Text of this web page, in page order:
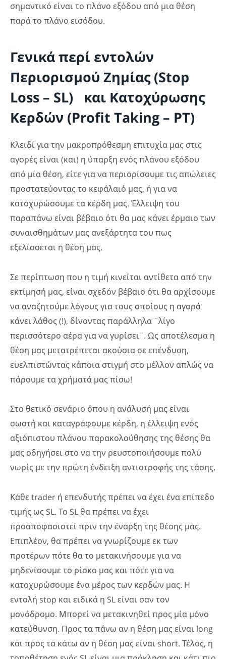
σημαντικό είναι το πλάνο εξόδου από μια θέση
παρά το πλάνο εισόδου.
Γενικά περί εντολών
Περιορισμού Ζημίας (Stop
Loss – SL) και Κατοχύρωσης
Κερδών (Profit Taking – PT)
Κλειδί για την μακροπρόθεσμη επιτυχία μας στις
αγορές είναι (και) η ύπαρξη ενός πλάνου εξόδου
από μία θέση, είτε για να περιορίσουμε τις απώλειες
προστατεύοντας το κεφάλαιό μας, ή για να
κατοχυρώσουμε τα κέρδη μας. Έλλειψη του
παραπάνω είναι βέβαιο ότι θα μας κάνει έρμαιο των
συναισθημάτων μας ανεξάρτητα του πως
εξελίσσεται η θέση μας.
Σε περίπτωση που η τιμή κινείται αντίθετα από την
εκτίμησή μας, είναι σχεδόν βέβαιο ότι θα αρχίσουμε
να αναζητούμε λόγους για τους οποίους η αγορά
κάνει λάθος (!), δίνοντας παράλληλα ¨λίγο
περισσότερο αέρα για να γυρίσει¨. Ως αποτέλεσμα η
θέση μας μετατρέπεται ακούσια σε επένδυση,
ευελπιστώντας κάποια στιγμή στο μέλλον απλώς να
πάρουμε τα χρήματά μας πίσω!
Στο θετικό σενάριο όπου η ανάλυσή μας είναι
σωστή και καταγράφουμε κέρδη, η έλλειψη ενός
αξιόπιστου πλάνου παρακολούθησης της θέσης θα
μας οδηγήσει στο να την ρευστοποιήσουμε πολύ
νωρίς με την πρώτη ένδειξη αντιστροφής της τάσης.
Κάθε trader ή επενδυτής πρέπει να έχει ένα επίπεδο
τιμής ως SL. Το SL θα πρέπει να έχει
προαποφασιστεί πριν την έναρξη της θέσης μας.
Επιπλέον, θα πρέπει να γνωρίζουμε εκ των
προτέρων πότε θα το μετακινήσουμε για να
μηδενίσουμε το ρίσκο μας και πότε για να
κατοχυρώσουμε ένα μέρος των κερδών μας. H
εντολή stop και ειδικά η SL είναι σαν τον
μονόδρομο. Μπορεί να μετακινηθεί προς μία μόνο
κατεύθυνση. Προς τα πάνω αν η θέση μας είναι long
και προς τα κάτω αν η θέση μας είναι short. Τέλος, η